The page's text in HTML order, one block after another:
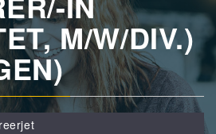
M/W/DIV.)